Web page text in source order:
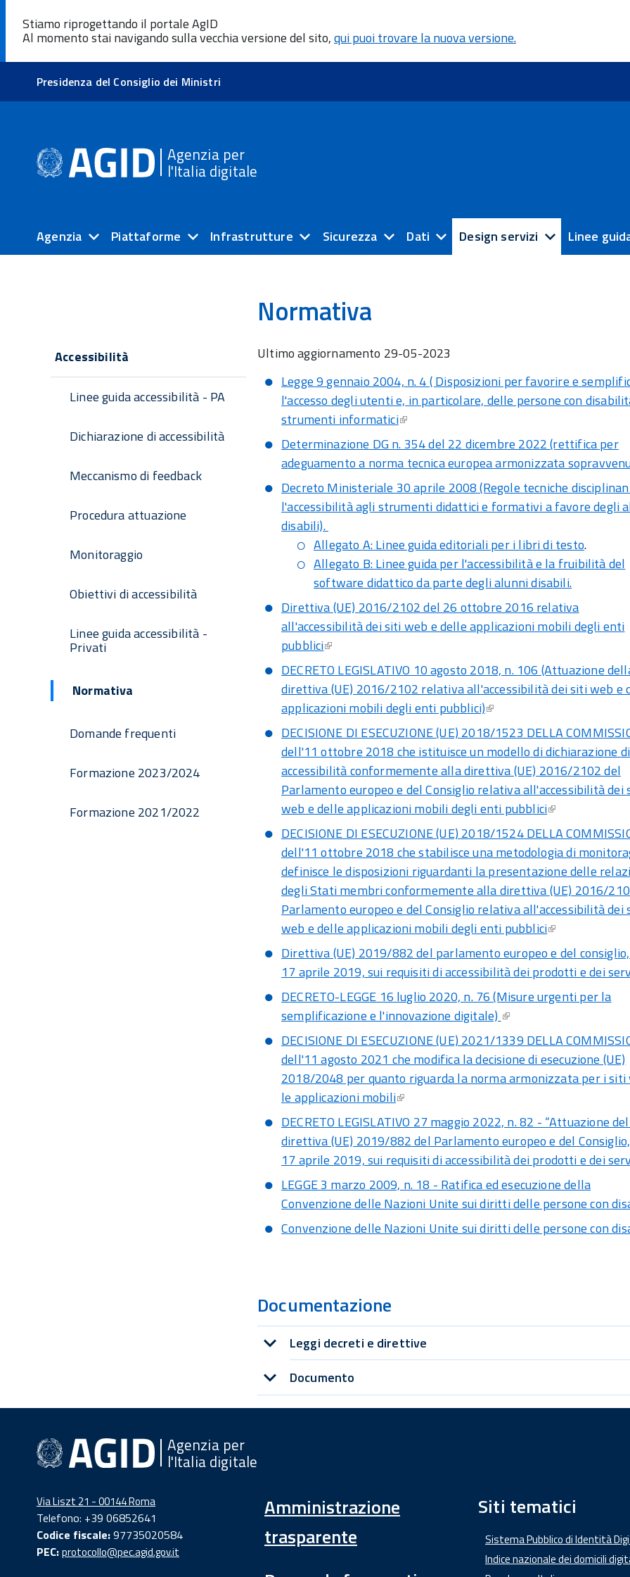
Stiamo riprogettando il portale AgID
Al momento stai navigando sulla vecchia versione del sito,qui puoi trovare la nuova versione.
Presidenza del Consiglio dei Ministri
Agenzia per
l'Italia digitale
Agenzia Piattaforme Infrastrutture Sicurezza Dati Design servizi Linee
Normativa
Navigazione
principale
Accessibilità
Linee guida accessibilità - PA
Dichiarazione di accessibilità
Meccanismo di feedback
Procedura attuazione
Monitoraggio
Obiettivi di accessibilità
Linee guida accessibilità -
Privati
Normativa
Domande frequenti
Formazione 2023/2024
Formazione 2021/2022
Ultimo aggiornamento 29-05-2023
Legge 9 gennaio 2004, n. 4 ( Disposizioni per favorire e
l'accesso degli utenti e, in particolare, delle persone con
strumenti informatici
Determinazione DG n. 354 del 22 dicembre 2022 (rettifica per
adeguamento a norma tecnica europea armonizzata
Decreto Ministeriale 30 aprile 2008 (Regole tecniche
l'accessibilità agli strumenti didattici e formativi a favore degli
disabili).
Allegato A: Linee guida editoriali per i libri di testo.
Allegato B: Linee guida per l'accessibilità e la fruibilità del
software didattico da parte degli alunni disabili.
Direttiva (UE) 2016/2102 del 26 ottobre 2016 relativa
all'accessibilità dei siti web e delle applicazioni mobili degli enti
pubblici
DECRETO LEGISLATIVO 10 agosto 2018, n. 106 (Attuazione
direttiva (UE) 2016/2102 relativa all'accessibilità dei siti web e
applicazioni mobili degli enti pubblici)
DECISIONE DI ESECUZIONE (UE) 2018/1523 DELLA
dell'11 ottobre 2018 che istituisce un modello di dichiarazione di
accessibilità conformemente alla direttiva (UE) 2016/2102 del
Parlamento europeo e del Consiglio relativa all'accessibilità dei
web e delle applicazioni mobili degli enti pubblici
DECISIONE DI ESECUZIONE (UE) 2018/1524 DELLA
dell'11 ottobre 2018 che stabilisce una metodologia di
definisce le disposizioni riguardanti la presentazione delle
degli Stati membri conformemente alla direttiva (UE) 2016/
Parlamento europeo e del Consiglio relativa all'accessibilità dei
web e delle applicazioni mobili degli enti pubblici
Direttiva (UE) 2019/882 del parlamento europeo e del
17 aprile 2019, sui requisiti di accessibilità dei prodotti e dei
DECRETO-LEGGE 16 luglio 2020, n. 76 (Misure urgenti per la
semplificazione e l'innovazione digitale)
DECISIONE DI ESECUZIONE (UE) 2021/1339 DELLA
dell'11 agosto 2021 che modifica la decisione di esecuzione (UE)
2018/2048 per quanto riguarda la norma armonizzata per i siti
le applicazioni mobili
DECRETO LEGISLATIVO 27 maggio 2022, n. 82 - “Attuazione
direttiva (UE) 2019/882 del Parlamento europeo e del
17 aprile 2019, sui requisiti di accessibilità dei prodotti e dei
LEGGE 3 marzo 2009, n. 18 - Ratifica ed esecuzione della
Convenzione delle Nazioni Unite sui diritti delle persone con
Convenzione delle Nazioni Unite sui diritti delle persone con
Documentazione
Leggi decreti e direttive
Documento
Agenzia per
l'Italia digitale
Via Liszt 21 - 00144 Roma
Telefono: +39 06852641
Codice fiscale:97735020584
PEC:protocollo@pec.agid.gov.it
Amministrazione
trasparente
Siti tematici
Sistema Pubblico di Identità
Indice nazionale dei domicili